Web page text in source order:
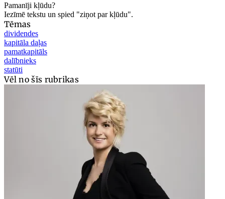
Pamanīji kļūdu?
Iezīmē tekstu un spied "ziņot par kļūdu".
Tēmas
dividendes
kapitāla daļas
pamatkapitāls
dalībnieks
statūti
Vēl no šīs rubrikas